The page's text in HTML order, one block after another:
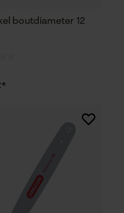
boutdiameter 12